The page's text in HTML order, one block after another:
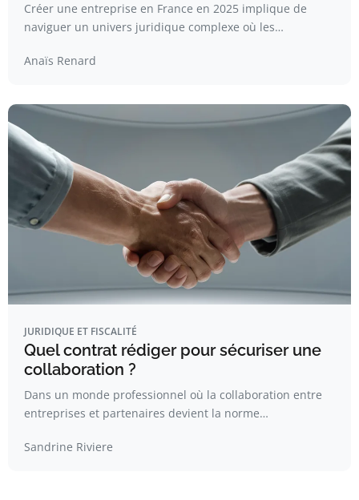
Créer une entreprise en France en 2025 implique de
naviguer un univers juridique complexe où les…
Anaïs Renard
JURIDIQUE ET FISCALITÉ
Quel contrat rédiger pour sécuriser une
collaboration ?
Dans un monde professionnel où la collaboration entre
entreprises et partenaires devient la norme…
Sandrine Riviere